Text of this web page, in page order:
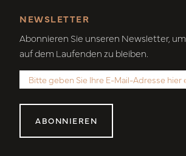
NEWSLETTER
Abonnieren Sie unseren Newsletter, um
auf dem Laufenden zu bleiben.
ABONNIEREN